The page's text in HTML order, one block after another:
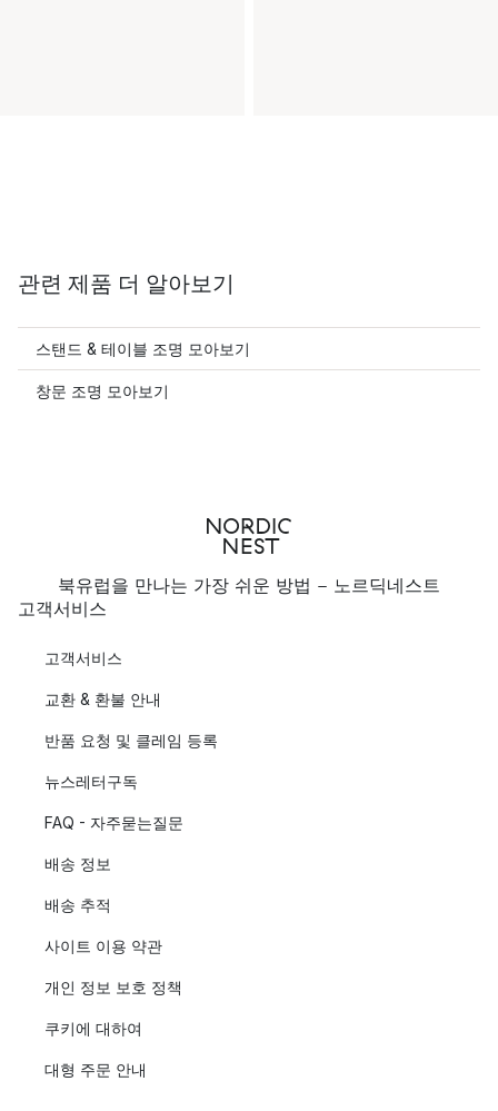
관련 제품 더 알아보기
스탠드 & 테이블 조명 모아보기
창문 조명 모아보기
북유럽을 만나는 가장 쉬운 방법 - 노르딕네스트
고객서비스
고객서비스
교환 & 환불 안내
반품 요청 및 클레임 등록
뉴스레터구독
FAQ - 자주묻는질문
배송 정보
배송 추적
사이트 이용 약관
개인 정보 보호 정책
쿠키에 대하여
대형 주문 안내